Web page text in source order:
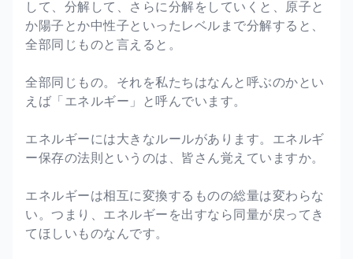
して、分解して、さらに分解をしていくと、原子と
か陽子とか中性子といったレベルまで分解すると、
全部同じものと言えると。
全部同じもの。それを私たちはなんと呼ぶのかとい
えば「エネルギー」と呼んでいます。
エネルギーには大きなルールがあります。エネルギ
ー保存の法則というのは、皆さん覚えていますか。
エネルギーは相互に変換するものの総量は変わらな
い。つまり、エネルギーを出すなら同量が戻ってき
てほしいものなんです。